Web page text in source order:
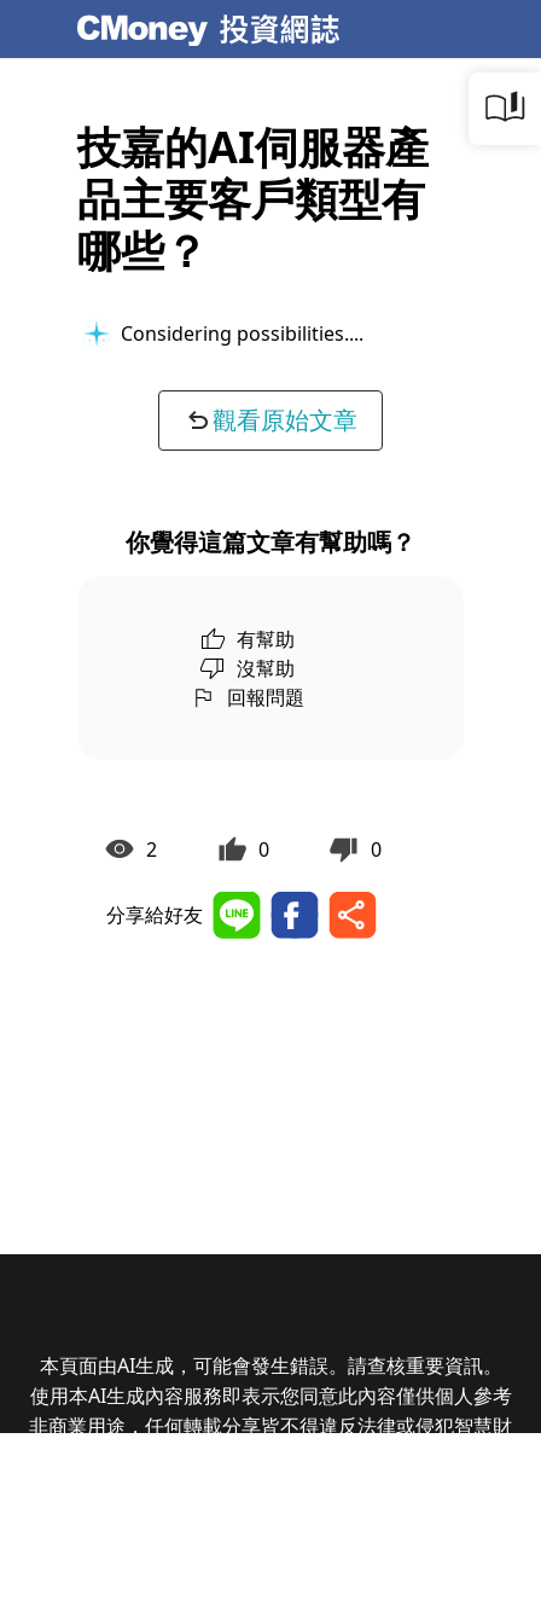
技嘉的AI伺服器產
品主要客戶類型有
哪些？
Considering possibilities...
觀看原始文章
你覺得這篇文章有幫助嗎？
有幫助
沒幫助
回報問題
2 0 0
分享給好友
本頁面由AI生成，可能會發生錯誤。請查核重要資訊。
使用本AI生成內容服務即表示您同意此內容僅供個人參考
非商業用途，任何轉載分享皆不得違反法律或侵犯智慧財